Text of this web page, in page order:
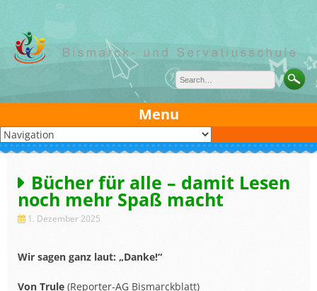
content
Menu
Bücher für alle – damit Lesen
noch mehr Spaß macht
1. Dezember 2025
Wir sagen ganz laut: „Danke!“
Von Trule (Reporter-AG Bismarckblatt)